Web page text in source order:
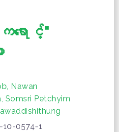
ောင့်"
Nawan
Somsri Petchyim
10-0574-1